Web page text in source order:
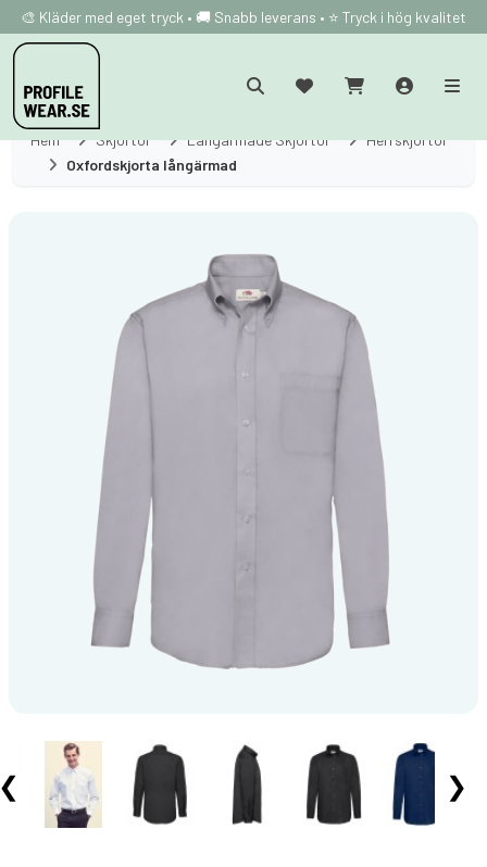
🎨 Kläder med eget tryck • 🚚 Snabb leverans • ⭐ Tryck i hög kvalitet
Hem Skjortor Långärmade Skjortor
Herrskjortor
Oxfordskjorta långärmad
❯